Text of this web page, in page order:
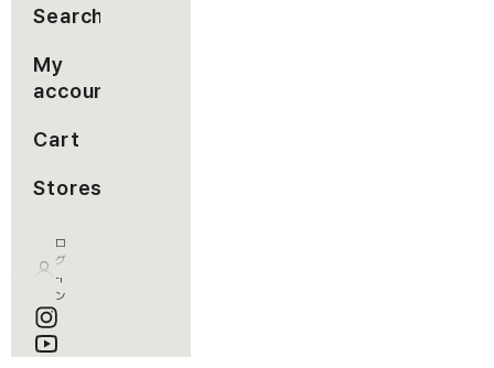
Search
My
account
Cart
Stores
ロ
グ
イ
ン